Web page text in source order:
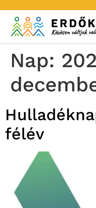
Nap:
félév